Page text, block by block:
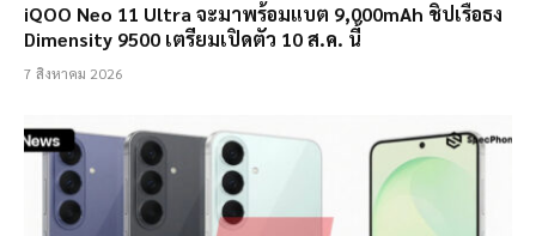
iQOO Neo 11 Ultra จะมาพร้อมแบต 9,000mAh ชิปเรือธง
Dimensity 9500 เตรียมเปิดตัว 10 ส.ค. นี้
7 สิงหาคม 2026